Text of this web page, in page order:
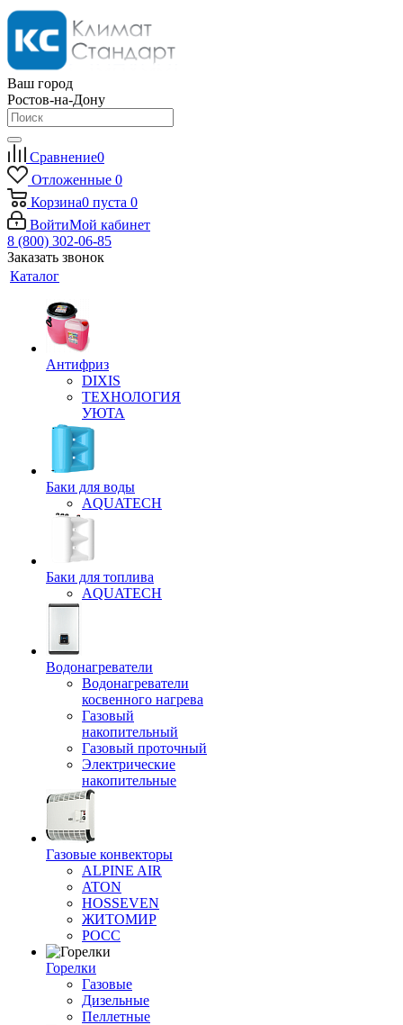
Ваш город
Ростов-на-Дону
Сравнение0
Отложенные 0
Корзина0 пуста 0
ВойтиМой кабинет
8 (800) 302-06-85
Заказать звонок
Каталог
Антифриз
DIXIS
ТЕХНОЛОГИЯ
УЮТА
Баки для воды
AQUATECH
Баки для топлива
AQUATECH
Водонагреватели
Водонагреватели
косвенного нагрева
Газовый
накопительный
Газовый проточный
Электрические
накопительные
Газовые конвекторы
ALPINE AIR
ATON
HOSSEVEN
ЖИТОМИР
РОСС
Горелки
Газовые
Дизельные
Пеллетные